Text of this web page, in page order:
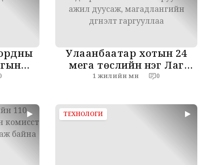
Улаанбаатар хотын 24
мега төслийн нэг Лаг
шатаах үйлдвэрийн ТЭЗҮ
дүгнэлт гаргууллаа
1 жилийн өмнө 0
ТЕХНОЛОГИ